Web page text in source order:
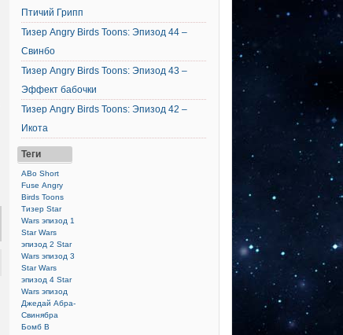
Птичий Грипп
Тизер Angry Birds Toons: Эпизод 44 –
Свинбо
Тизер Angry Birds Toons: Эпизод 43 –
Эффект бабочки
Тизер Angry Birds Toons: Эпизод 42 –
Икота
Теги
ABo Short
Fuse Angry
Birds Toons
Тизер Star
Wars эпизод 1
Star Wars
эпизод 2 Star
Wars эпизод 3
Star Wars
эпизод 4 Star
Wars эпизод
Джедай Абра-
Свинябра
Бомб В